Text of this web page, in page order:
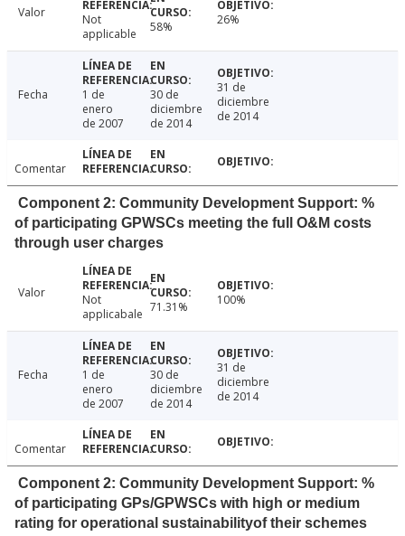
Valor
Not
applicable
58% 26%
Fecha
1 de
enero
de 2007
30 de
diciembre
de 2014
31 de
diciembre
de 2014
Comentar
Component 2: Community Development Support: %
of participating GPWSCs meeting the full O&M costs
through user charges
Valor
Not
applicabale 71.31% 100%
Fecha
1 de
enero
de 2007
30 de
diciembre
de 2014
31 de
diciembre
de 2014
Comentar
Component 2: Community Development Support: %
of participating GPs/GPWSCs with high or medium
rating for operational sustainabilityof their schemes